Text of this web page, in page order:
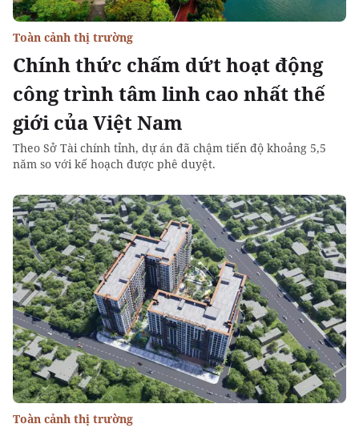
Chính thức chấm dứt hoạt động
công trình tâm linh cao nhất thế
giới của Việt Nam
Toàn cảnh thị trường
Theo Sở Tài chính tỉnh, dự án đã chậm tiến độ khoảng 5,5
năm so với kế hoạch được phê duyệt.
Toàn cảnh thị trường